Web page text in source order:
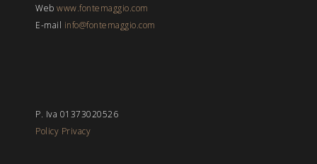
Web www.fontemaggio.com
E-mail info@fontemaggio.com
P. Iva 01373020526
Policy Privacy